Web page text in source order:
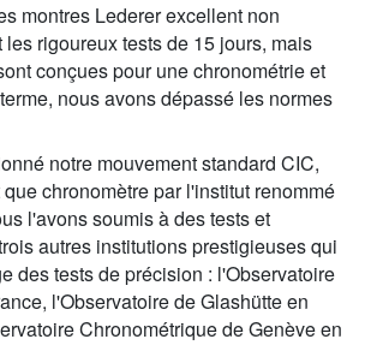
montres Lederer excellent non
rigoureux tests de 15 jours, mais
conçues pour une chronométrie et
nous avons dépassé les normes
notre mouvement standard CIC,
chronomètre par l'institut renommé
l'avons soumis à des tests et
autres institutions prestigieuses qui
des tests de précision : l'Observatoire
l'Observatoire de Glashütte en
Chronométrique de Genève en